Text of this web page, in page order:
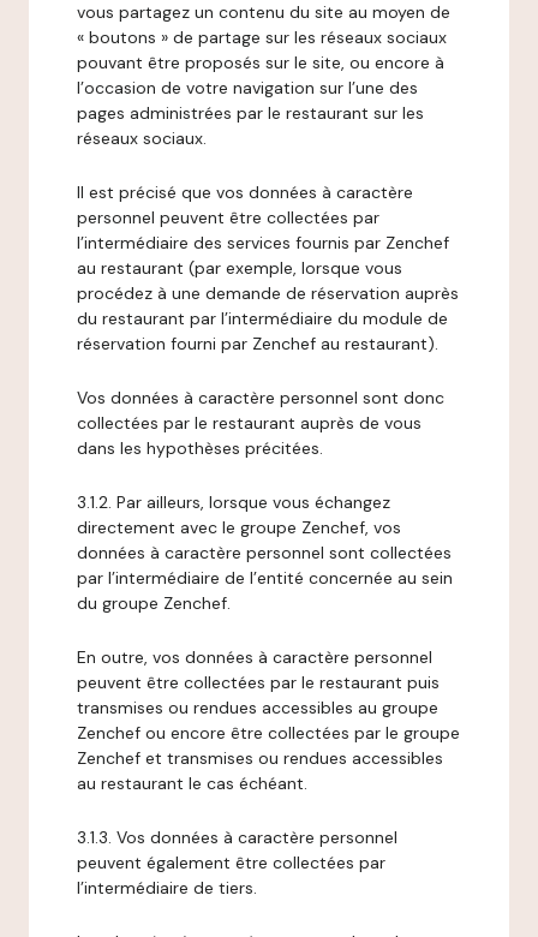
vous partagez un contenu du site au moyen de
« boutons » de partage sur les réseaux sociaux
pouvant être proposés sur le site, ou encore à
l’occasion de votre navigation sur l’une des
pages administrées par le restaurant sur les
réseaux sociaux.
Il est précisé que vos données à caractère
personnel peuvent être collectées par
l’intermédiaire des services fournis par Zenchef
au restaurant (par exemple, lorsque vous
procédez à une demande de réservation auprès
du restaurant par l’intermédiaire du module de
réservation fourni par Zenchef au restaurant).
Vos données à caractère personnel sont donc
collectées par le restaurant auprès de vous
dans les hypothèses précitées.
3.1.2. Par ailleurs, lorsque vous échangez
directement avec le groupe Zenchef, vos
données à caractère personnel sont collectées
par l’intermédiaire de l’entité concernée au sein
du groupe Zenchef.
En outre, vos données à caractère personnel
peuvent être collectées par le restaurant puis
transmises ou rendues accessibles au groupe
Zenchef ou encore être collectées par le groupe
Zenchef et transmises ou rendues accessibles
au restaurant le cas échéant.
3.1.3. Vos données à caractère personnel
peuvent également être collectées par
l’intermédiaire de tiers.